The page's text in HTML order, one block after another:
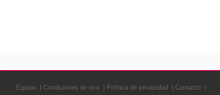
Equipo Condiciones de uso Política de privacidad Contacto